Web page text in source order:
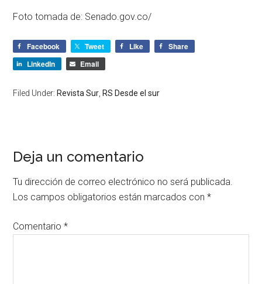
Foto tomada de: Senado.gov.co/
Facebook Tweet Like
Share
LinkedIn
Email
Filed Under: Revista Sur RS Desde el sur
Deja un comentario
Tu dirección de correo electrónico no será publicada.
Los campos obligatorios están marcados con*
Comentario*